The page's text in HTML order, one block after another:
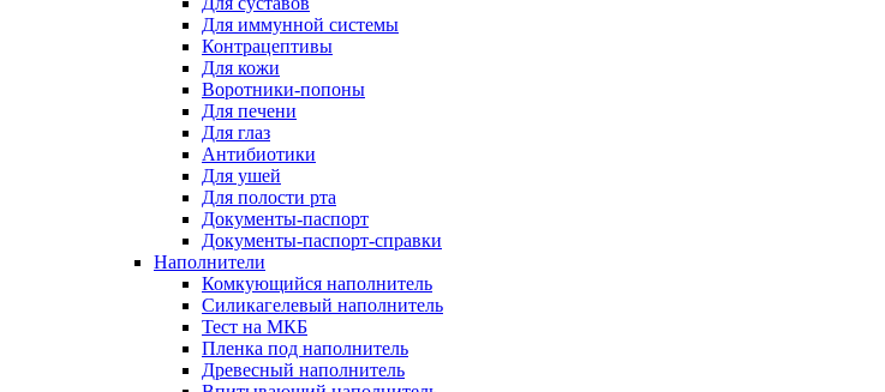
Для иммунной системы
Контрацептивы
Для кожи
Воротники-попоны
Для печени
Для глаз
Антибиотики
Для ушей
Для полости рта
Документы-паспорт
Документы-паспорт-справки
Наполнители
Комкующийся наполнитель
Силикагелевый наполнитель
Тест на МКБ
Пленка под наполнитель
Древесный наполнитель